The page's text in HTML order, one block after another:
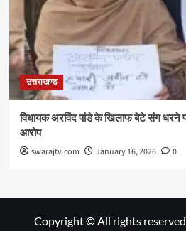
उत्तराखण्ड
विधायक अरविंद पांडे के खिलाफ बेटे संग धरने
आरोप
swarajtv.com January 16, 2026 0
Copyright © All rights